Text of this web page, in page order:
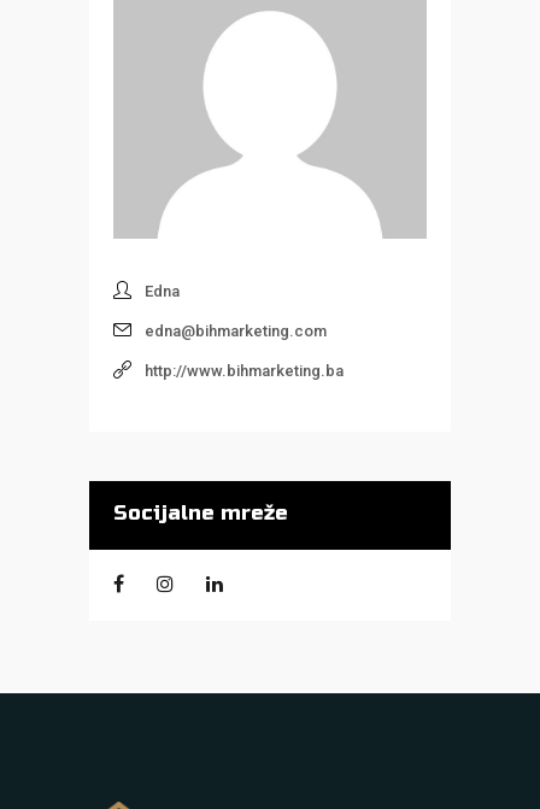
Edna
edna@bihmarketing.com
http://www.bihmarketing.ba
Socijalne mreže